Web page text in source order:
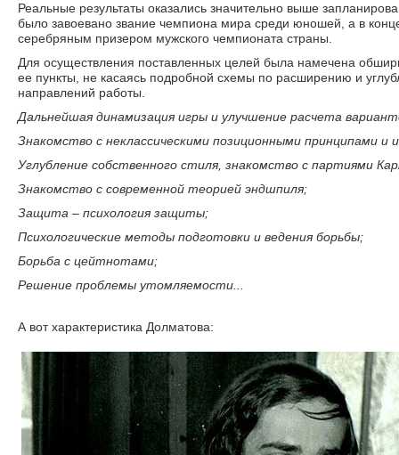
Реальные результаты оказались значительно выше
было завоевано звание чемпиона мира среди юношей, а в
серебряным призером мужского чемпионата страны.
Для осуществления поставленных целей была намечена
ее пункты, не касаясь подробной схемы по расширению и
направлений работы.
Дальнейшая динамизация игры и улучшение расчета
Знакомство с неклассическими позиционными принципами
Углубление собственного стиля, знакомство с партиями
Знакомство с современной теорией эндшпиля;
Защита – психология защиты;
Психологические методы подготовки и ведения борьбы;
Борьба с цейтнотами;
Решение проблемы утомляемости...
А вот характеристика Долматова: